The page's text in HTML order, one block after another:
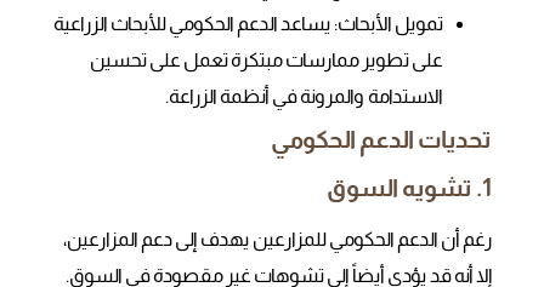
تمويل الأبحاث: يساعد الدعم الحكومي للأبحاث الزراعية
على تطوير ممارسات مبتكرة تعمل على تحسين
الاستدامة والمرونة في أنظمة الزراعة.
تحديات الدعم الحكومي
1. تشويه السوق
رغم أن الدعم الحكومي للمزارعين يهدف إلى دعم المزارعين،
إلا أنه قد يؤدي أيضاً إلى تشوهات غير مقصودة في السوق.